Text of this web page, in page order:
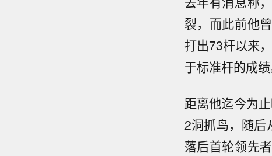
裂，而此前他
打出73杆以来
于标准杆的成绩
距离他迄今为
2洞抓鸟，随后
落后首轮领先